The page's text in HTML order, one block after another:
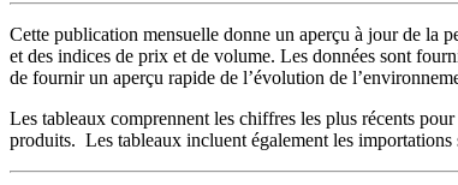
Cette publication mensuelle donne un aperçu à jour de la
et des indices de prix et de volume. Les données sont
de fournir un aperçu rapide de l’évolution de
Les tableaux comprennent les chiffres les plus récents
produits. Les tableaux incluent également les